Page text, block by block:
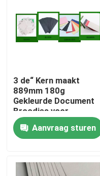
Kwaliteitscontrole
Verzoek om een
Het Document van
3 de“ Kern maakt
889mm 180g
Gekleurde Document
Broodjes voor
Muurautomaten glad
Aanvraag sturen